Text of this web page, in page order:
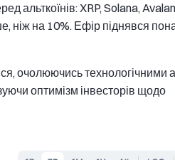
альткоїнів: XRP, Solana,
ніж на 10%. Ефір піднявся
очолюючись технологічними
оптимізм інвесторів щодо